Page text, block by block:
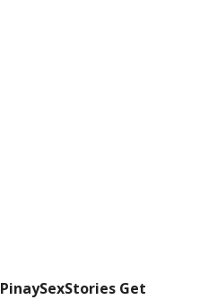
PinaySexStories Get